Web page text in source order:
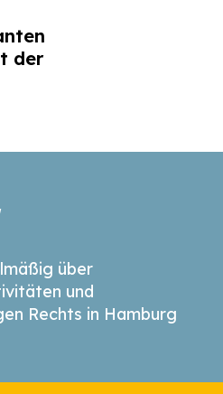
der
über
und
Rechts in Hamburg